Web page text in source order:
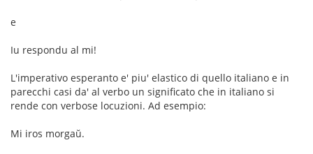
e
Iu respondu al mi!
L'imperativo esperanto e' piu' elastico di quello italiano e in
parecchi casi da' al verbo un significato che in italiano si
rende con verbose locuzioni. Ad esempio:
Mi iros morgaŭ.